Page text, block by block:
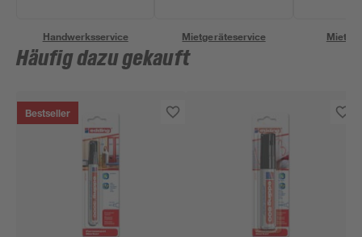
Handwerksservice Mietgeräteservice
Häufig dazu gekauft
Bestseller